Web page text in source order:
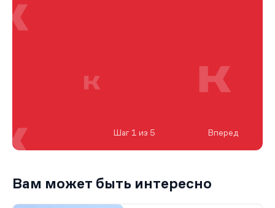
Шаг 1 из 5 Вперед
Вам может быть интересно